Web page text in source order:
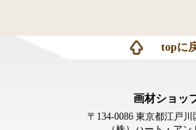
topに
画材ショッ
〒134-0086 東京都江戸川